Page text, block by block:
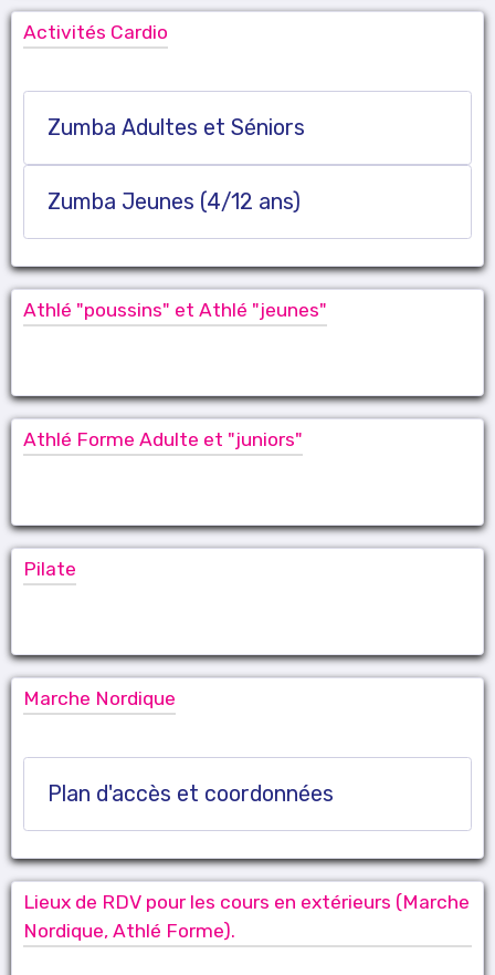
Activités Cardio
Zumba Adultes et Séniors
Zumba Jeunes (4/12 ans)
Athlé "poussins" et Athlé "jeunes"
Athlé Forme Adulte et "juniors"
Pilate
Marche Nordique
Plan d'accès et coordonnées
Lieux de RDV pour les cours en extérieurs (Marche
Nordique, Athlé Forme).